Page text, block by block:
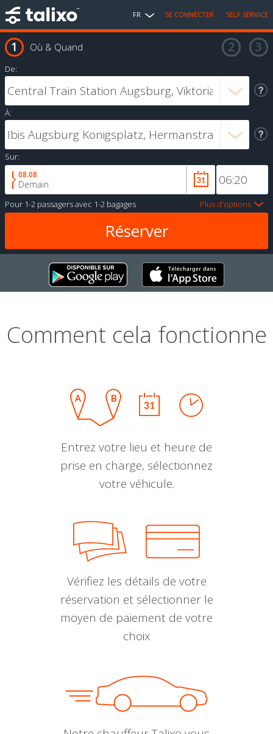
FR SE CONNECTER SELF SERVICE
Où & Quand
De:
À:
Sur:
08.08
Demain
Pour 1-2 passagersavec 1-2 bagages Plus d'options
Comment cela fonctionne
Entrez votre lieu et heure de
prise en charge, sélectionnez
votre véhicule.
Vérifiez les détails de votre
réservation et sélectionner le
moyen de paiement de votre
choix